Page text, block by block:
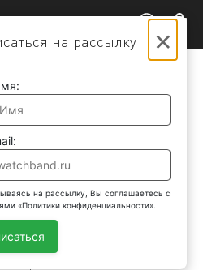
×
на рассылку
на рассылку, Вы соглашаетесь с
«Политики конфиденциальности».